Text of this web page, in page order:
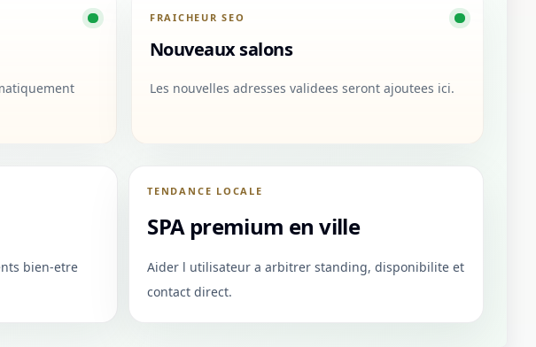
FRAICHEUR SEO
Nouveaux salons
Les nouvelles adresses validees seront ajoutees ici.
bien-etre
TENDANCE LOCALE
SPA premium en ville
Aider l utilisateur a arbitrer standing, disponibilite et
contact direct.